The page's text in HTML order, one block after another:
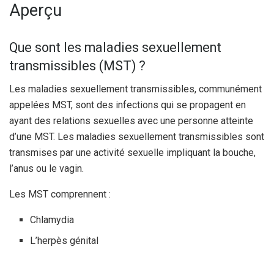
Aperçu
Que sont les maladies sexuellement
transmissibles (MST) ?
Les maladies sexuellement transmissibles, communément
appelées MST, sont des infections qui se propagent en
ayant des relations sexuelles avec une personne atteinte
d’une MST. Les maladies sexuellement transmissibles sont
transmises par une activité sexuelle impliquant la bouche,
l’anus ou le vagin.
Les MST comprennent :
Chlamydia
L’herpès génital